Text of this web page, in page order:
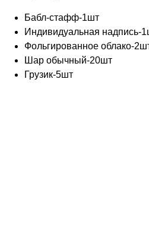
Бабл-стафф-1шт
Индивидуальная надпись-
Фольгированное облако-
Шар обычный-20шт
Грузик-5шт